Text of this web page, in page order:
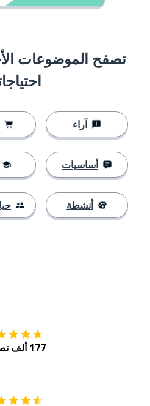
تصفح الموضوعات
آراء
أساسيات
أنشطة
177 ألف تصنيف